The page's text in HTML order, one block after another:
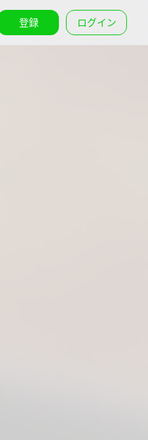
登録 ログイン